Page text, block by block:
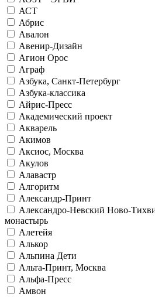
АСТ
Абрис
Авалон
Авенир-Дизайн
Агион Орос
Аграф
Азбука, Санкт-Петербург
Азбука-классика
Айрис-Пресс
Академический проект
Акварель
Акимов
Аксиос, Москва
Акулов
Алавастр
Алгоритм
Александр-Принт
Александро-Невский Ново-
монастырь
Алетейя
Алькор
Альпина Дети
Альта-Принт, Москва
Альфа-Пресс
Амвон